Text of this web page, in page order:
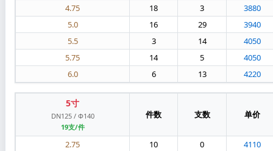
4.75
18 3
3880
5.0
16 29
3940
5.5
3 14
4050
5.75
14 5
4050
6.0
6 13 4220
5寸
DN125 / Φ140
19支/件
件数 支数 单价
2.75 10 0
4110